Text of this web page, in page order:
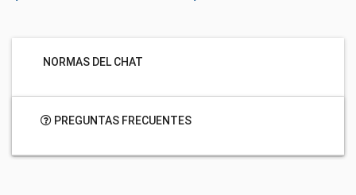
NORMAS DEL CHAT
PREGUNTAS FRECUENTES